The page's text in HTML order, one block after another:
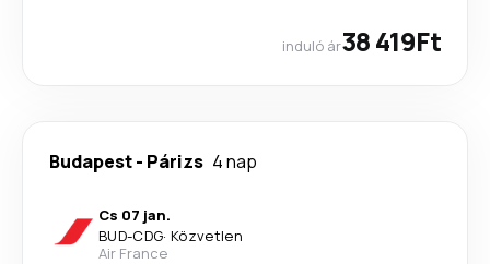
induló ár38 419Ft
Budapest- Párizs 4 nap
Cs 07 jan.
BUD-CDG· Közvetlen
Air France